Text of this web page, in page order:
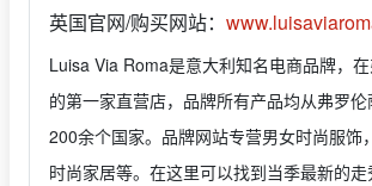
英国官网/购买网站：
Luisa Via Roma是意大利知名电商品牌，
的第一家直营店，品牌所有产品均从弗罗
200余个国家。品牌网站专营男女时尚服饰
时尚家居等。在这里可以找到当季最新的